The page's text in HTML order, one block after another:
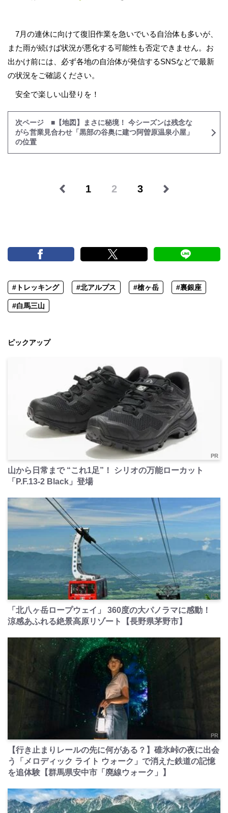
7月の連休に向けて復旧作業を急いでいる自治体も多いが、
また雨が続けば状況が悪化する可能性も否定できません。お
出かけ前には、必ず各地の自治体が発信するSNSなどで最新
の状況をご確認ください。
安全で楽しい山登りを！
次ページ ■【地図】まさに秘境！ 今シーズンは残念な
がら営業見合わせ「黒部の谷奥に建つ阿曽原温泉小屋」
の位置
1 2 3
#トレッキング #北アルプス #槍ヶ岳 #裏銀座
#白馬三山
ピックアップ
PR
山から日常まで “これ1足”！ シリオの万能ローカット
「P.F.13-2 Black」登場
PR
「北八ヶ岳ロープウェイ」 360度の大パノラマに感動！
涼感あふれる絶景高原リゾート【長野県茅野市】
PR
【行き止まりレールの先に何がある？】碓氷峠の夜に出会
う「メロディック ライト ウォーク」で消えた鉄道の記憶
を追体験【群馬県安中市「廃線ウォーク」】